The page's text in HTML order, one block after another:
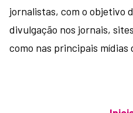
jornalistas, com o objetivo
divulgação nos jornais,
como nas principais mídias